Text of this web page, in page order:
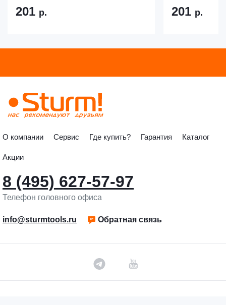
201 р. 201 р.
О компании Сервис Где купить? Гарантия Каталог
Акции
8 (495) 627-57-97
Телефон головного офиса
info@sturmtools.ru Обратная связь